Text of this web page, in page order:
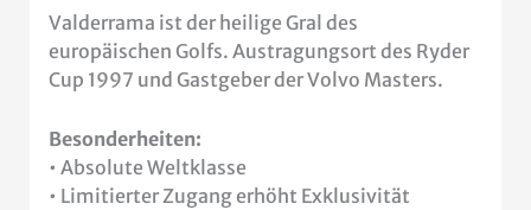
Valderrama ist der heilige Gral des
europäischen Golfs. Austragungsort des Ryder
Cup 1997 und Gastgeber der Volvo Masters.
Besonderheiten:
• Absolute Weltklasse
• Limitierter Zugang erhöht Exklusivität